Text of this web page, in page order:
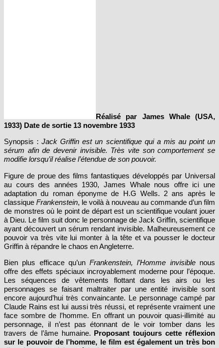
1933) Date de sortie 13 novembre 1933
Synopsis :
sérum afin de devenir invisible. Très vite son comportement se
modifie lorsqu’il réalise l’étendue de son pouvoir.
Figure de proue des films fantastiques développés par Universal
au cours des années 1930, James Whale nous offre ici une
adaptation du roman éponyme de H.G Wells. 2 ans après le
classiqueFrankenstein, le voilà à nouveau au commande d’un film
de monstres où le point de départ est un scientifique voulant jouer
à Dieu. Le film suit donc le personnage de Jack Griffin, scientifique
ayant découvert un sérum rendant invisible. Malheureusement ce
pouvoir va très vite lui monter à la tête et va pousser le docteur
Griffin à répandre le chaos en Angleterre.
Bien plus efficace qu’un
Frankenstein,
offre des effets spéciaux incroyablement moderne pour l’époque.
Les séquences de vêtements flottant dans les airs ou les
personnages se faisant maltraiter par une entité invisible sont
encore aujourd’hui très convaincante. Le personnage campé par
Claude Rains est lui aussi très réussi, et représente vraiment une
face sombre de l’homme. En offrant un pouvoir quasi-illimité au
personnage, il n’est pas étonnant de le voir tomber dans les
travers de l’âme humaine.Proposant toujours cette réflexion
sur le pouvoir de l’homme, le film est également un très bon
divertissement faisant à la fois frissonner et rire.Un classique